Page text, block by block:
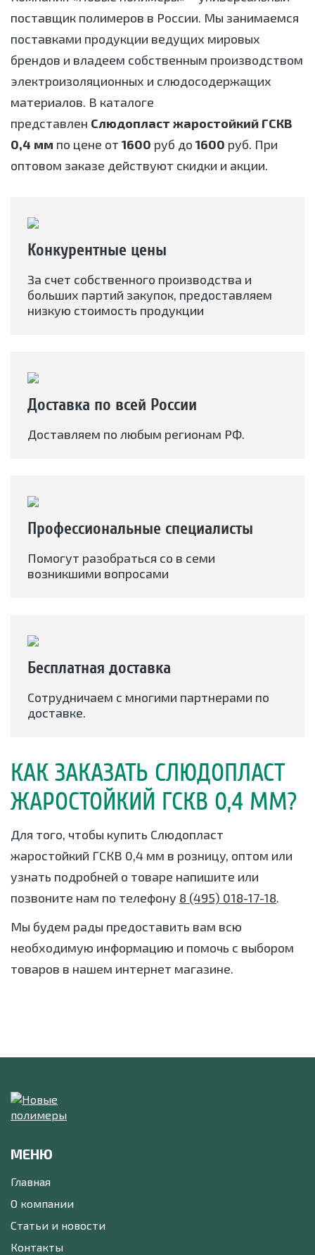
поставщик полимеров в России. Мы занимаемся
поставками продукции ведущих мировых
брендов и владеем собственным производством
электроизоляционных и слюдосодержащих
материалов. В каталоге
представлен Слюдопласт жаростойкий ГСКВ
0,4 мм по цене от 1600 руб до 1600 руб. При
оптовом заказе действуют скидки и акции.
Конкурентные цены
За счет собственного производства и
больших партий закупок, предоставляем
низкую стоимость продукции
Доставка по всей России
Доставляем по любым регионам РФ.
Профессиональные специалисты
Помогут разобраться со в семи
возникшими вопросами
Бесплатная доставка
Сотрудничаем с многими партнерами по
доставке.
КАК ЗАКАЗАТЬ СЛЮДОПЛАСТ
ЖАРОСТОЙКИЙ ГСКВ 0,4 ММ?
Для того, чтобы купить Слюдопласт
жаростойкий ГСКВ 0,4 мм в розницу, оптом или
узнать подробней о товаре напишите или
позвоните нам по телефону 8 (495) 018-17-18.
Мы будем рады предоставить вам всю
необходимую информацию и помочь с выбором
товаров в нашем интернет магазине.
МЕНЮ
Главная
О компании
Статьи и новости
Контакты